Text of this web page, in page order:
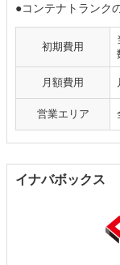
●コンテナトランク
初期費用
月額費用
営業エリア
イナバボックス